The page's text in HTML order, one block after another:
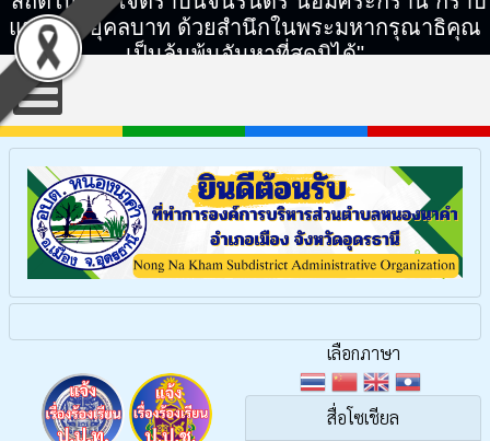
แทบพระยุคลบาท ด้วยสำนึกในพระมหากรุณาธิคุณ
เป็นล้นพ้นอันหาที่สุดมิได้"
เลือกภาษา
สื่อโซเชียล